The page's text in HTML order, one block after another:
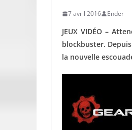
7 avril 2016 Ender
JEUX VIDÉO –
blockbuster. Depuis
la nouvelle